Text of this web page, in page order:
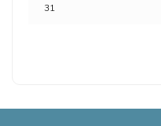
31